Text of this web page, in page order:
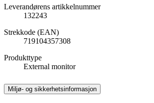
Leverandørens artikkelnummer
132243
Strekkode (EAN)
719104357308
Produkttype
External monitor
Miljø- og sikkerhetsinformasjon